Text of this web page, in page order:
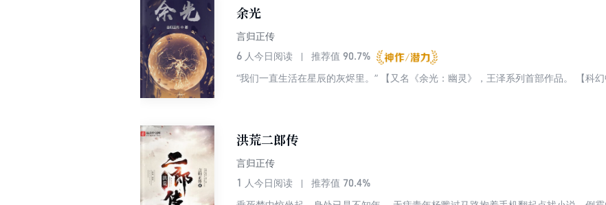
余光
言归正传
6 人今日阅读 推荐值 90.7%
“我们一直生活在星辰的灰烬里。” 【又名《余光：幽灵》，王泽系列首部作品。 【科幻
洪荒二郎传
言归正传
1 人今日阅读 推荐值 70.4%